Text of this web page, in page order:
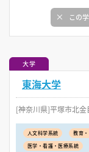
この
大学
東海大学
[神奈川県]平塚市北金
人文科学系統 教育
医学・看護・医療系統